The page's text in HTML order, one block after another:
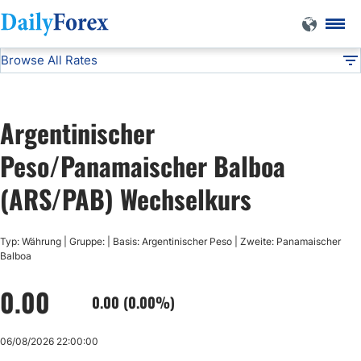
DF Currencies ARS/PAB
Browse All Rates
GBP/USD
USD/CHF
USD/CAD
AUD/USD
Argentinischer
Peso/Panamaischer Balboa
(ARS/PAB) Wechselkurs
Typ: Währung | Gruppe: | Basis: Argentinischer Peso | Zweite: Panamaischer
Balboa
0.00 0.00 (0.00%)
06/08/2026 22:00:00